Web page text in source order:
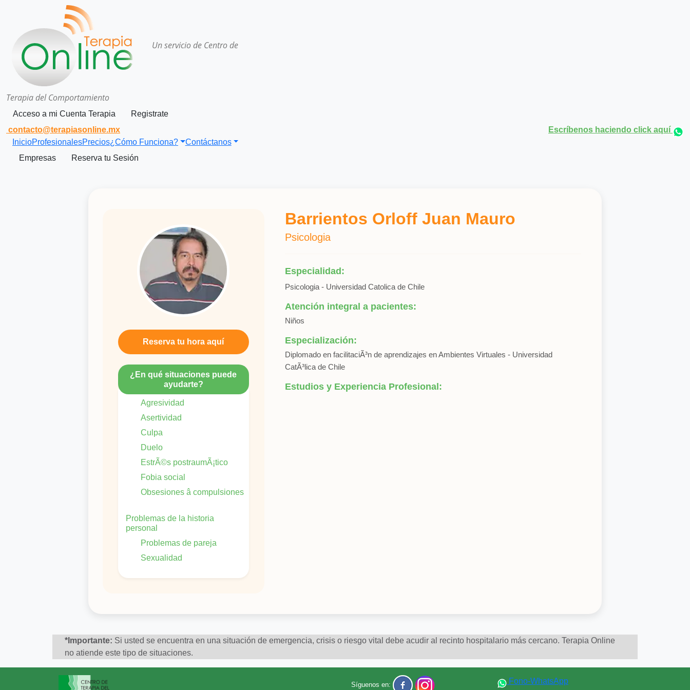
Un servicio de Centro de
Terapia del Comportamiento
Acceso a mi Cuenta Terapia
Registrate
contacto@terapiasonline.mx
Escríbenos haciendo click aquí
InicioProfesionalesPrecios¿Cómo Funciona?
Contáctanos
Empresas
Reserva tu Sesión
Barrientos Orloff Juan Mauro
Psicologia
Especialidad:
Psicologia - Universidad Catolica de Chile
Atención integral a pacientes:
Niños
Especialización:
Diplomado en facilitaciÃ³n de aprendizajes en Ambientes Virtuales - Universidad
CatÃ³lica de Chile
Estudios y Experiencia Profesional:
Reserva tu hora aquí
¿En qué situaciones puede
ayudarte?
Agresividad
Asertividad
Culpa
Duelo
EstrÃ©s postraumÃ¡tico
Fobia social
Obsesiones â compulsiones
Problemas de la historia
personal
Problemas de pareja
Sexualidad
*Importante: Si usted se encuentra en una situación de emergencia, crisis o riesgo vital debe acudir al recinto hospitalario más cercano. Terapia Online
no atiende este tipo de situaciones.
Síguenos en: Fono-WhatsApp